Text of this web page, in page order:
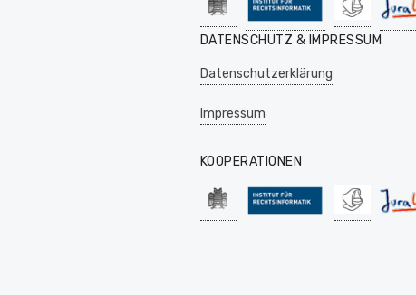
DATENSCHUTZ & IMPRESSUM
Datenschutzerklärung
Impressum
KOOPERATIONEN